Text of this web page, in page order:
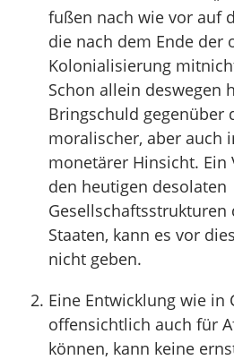
fußen nach wie vor auf
die nach dem Ende der
Kolonialisierung
Schon allein deswegen
Bringschuld gegenüber
moralischer, aber auch
monetärer Hinsicht. Ein
den heutigen desolaten
Gesellschaftsstrukturen
Staaten, kann es vor
nicht geben.
Eine Entwicklung wie in
offensichtlich auch für
können, kann keine